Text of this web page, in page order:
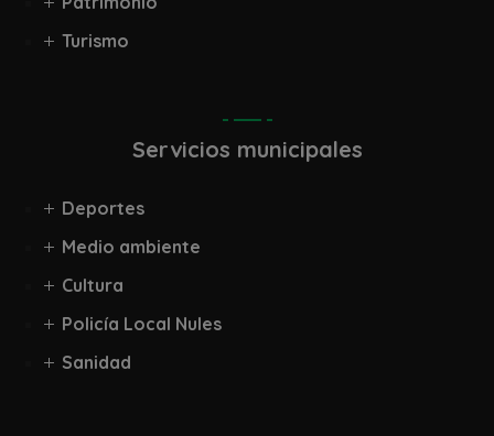
Turismo
Servicios municipales
Deportes
Medio ambiente
Cultura
Policía Local Nules
Sanidad